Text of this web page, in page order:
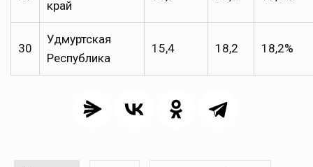
край
30
Удмуртская
Республика
15,4 18,2 18,2%